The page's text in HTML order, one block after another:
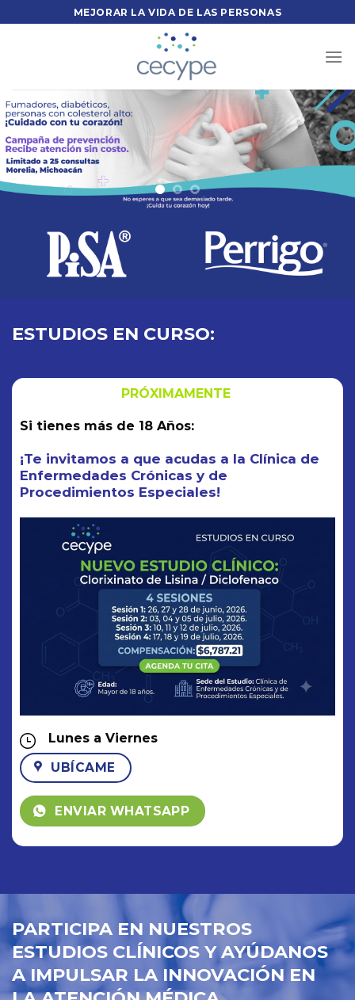
al
MEJORAR LA VIDA DE LAS PERSONAS
UNIMOS A QUIENES
BUSCAN TODAS LAS
OPCIONES POSIBLES
COMPAÑIAS QUE DEDICAN LA VIDA A CREEARLAS
ESTUDIOS EN CURSO:
PRÓXIMAMENTE
Si tienes más de 18 Años:
¡Te invitamos a que acudas a la Clínica de
Procedimientos Especiales!